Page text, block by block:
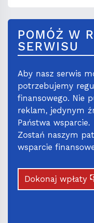
POMÓŻ W
SERWISU
Aby nasz serwis
potrzebujemy
finansowego. Nie
reklam, jedynym
Państwa wsparcie.
Zostań naszym
wsparcie
Dokonaj wpłaty